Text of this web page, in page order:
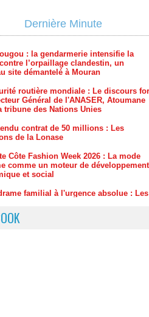
Dernière Minute
: la gendarmerie intensifie la
l’orpaillage clandestin, un
site démantelé à Mouran
routière mondiale : Le discours fort
Général de l'ANASER, Atoumane
tribune des Nations Unies
contrat de 50 millions : Les
de la Lonase
comme un moteur de développement
et social
familial à l'urgence absolue : Les
du projet « 221 » d'Amadou Abdou
sauver des vies en 60 secondes